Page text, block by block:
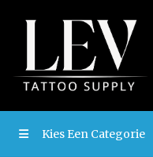
Kies Een Categorie